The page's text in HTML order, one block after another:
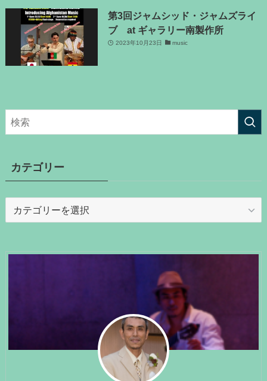
第3回ジャムシッド・ジャムズライ
ブ at ギャラリー南製作所
2023年10月23日 music
カテゴリー
リ